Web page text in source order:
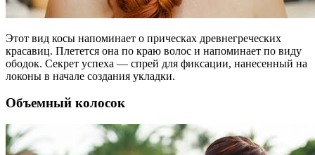
Этот вид косы напоминает о прическах древнегреческих
красавиц. Плетется она по краю волос и напоминает по виду
ободок. Секрет успеха — спрей для фиксации, нанесенный на
локоны в начале создания укладки.
Объемный колосок